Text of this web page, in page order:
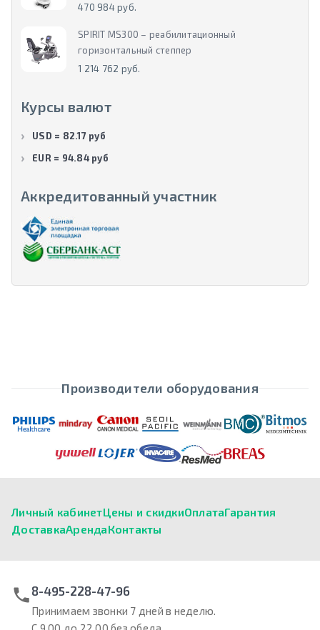
470 984 руб.
SPIRIT MS300 – реабилитационный
горизонтальный степпер
1 214 762 руб.
Курсы валют
USD = 82.17 руб
EUR = 94.84 руб
Аккредитованный участник
Производители оборудования
Личный кабинетЦены и скидкиОплатаГарантия
ДоставкаАрендаКонтакты
8-495-228-47-96
Принимаем звонки 7 дней в неделю.